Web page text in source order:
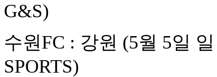
G&S)
수원FC : 강원 (5월 5일
SPORTS)